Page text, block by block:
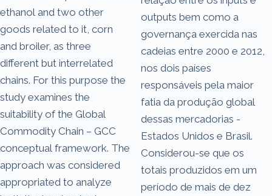
ethanol and two other
goods related to it, corn
and broiler, as three
different but interrelated
chains. For this purpose the
study examines the
suitability of the Global
Commodity Chain – GCC
conceptual framework. The
approach was considered
appropriated to analyze
outputs bem como a
governança exercida nas
cadeias entre 2000 e 2012,
nos dois países
responsáveis pela maior
fatia da produção global
dessas mercadorias -
Estados Unidos e Brasil.
Considerou-se que os
totais produzidos em um
período de mais de dez